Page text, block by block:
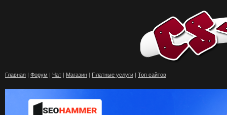
Главная | Форум | Чат | Магазин | Платные услуги | Топ сайтов